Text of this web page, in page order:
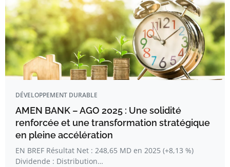
DÉVELOPPEMENT DURABLE
AMEN BANK – AGO 2025 : Une solidité
renforcée et une transformation stratégique
en pleine accélération
EN BREF Résultat Net : 248,65 MD en 2025 (+8,13 %)
Dividende : Distribution…